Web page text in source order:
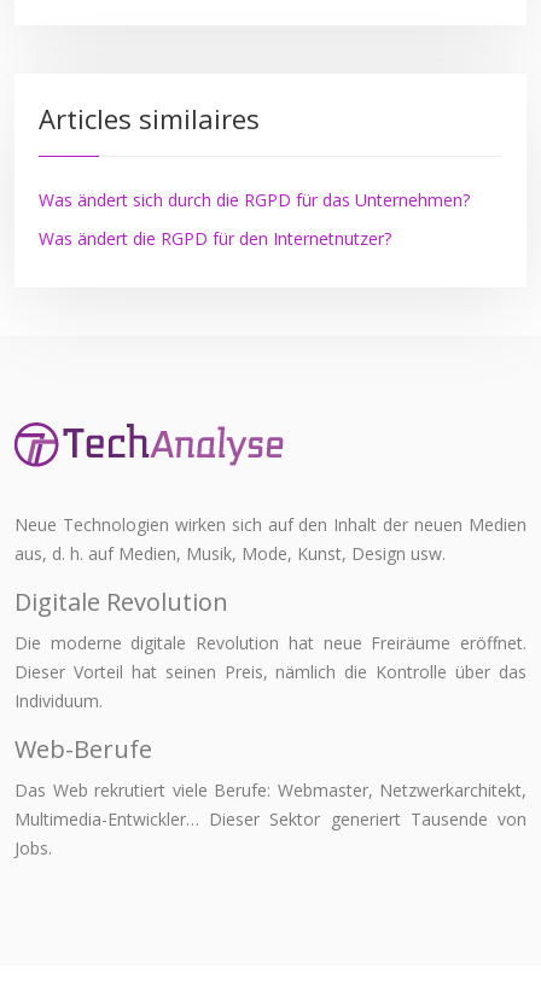
Articles similaires
Was ändert sich durch die RGPD für das Unternehmen?
Was ändert die RGPD für den Internetnutzer?
Neue Technologien wirken sich auf den Inhalt der neuen Medien
aus, d. h. auf Medien, Musik, Mode, Kunst, Design usw.
Digitale Revolution
Die moderne digitale Revolution hat neue Freiräume eröffnet.
Dieser Vorteil hat seinen Preis, nämlich die Kontrolle über das
Individuum.
Web-Berufe
Das Web rekrutiert viele Berufe: Webmaster, Netzwerkarchitekt,
Multimedia-Entwickler… Dieser Sektor generiert Tausende von
Jobs.